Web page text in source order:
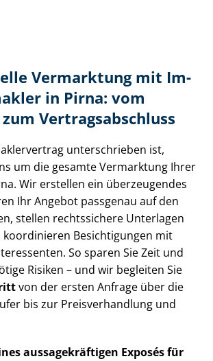
Vermarktung mit Im­
in Pirna: vom
zum Ver­trags­ab­schluss
unterschrieben ist,
um die gesamte Vermarktung Ihrer
Wir erstellen ein überzeugendes
Ihr Angebot passgenau auf den
stellen rechtssichere Unterlagen
Besichtigungen mit
So sparen Sie Zeit und
Risiken – und wir begleiten Sie
von der ersten Anfrage über die
bis zur Preis­ver­hand­lung und
aus­sa­ge­kräf­ti­gen Exposés für